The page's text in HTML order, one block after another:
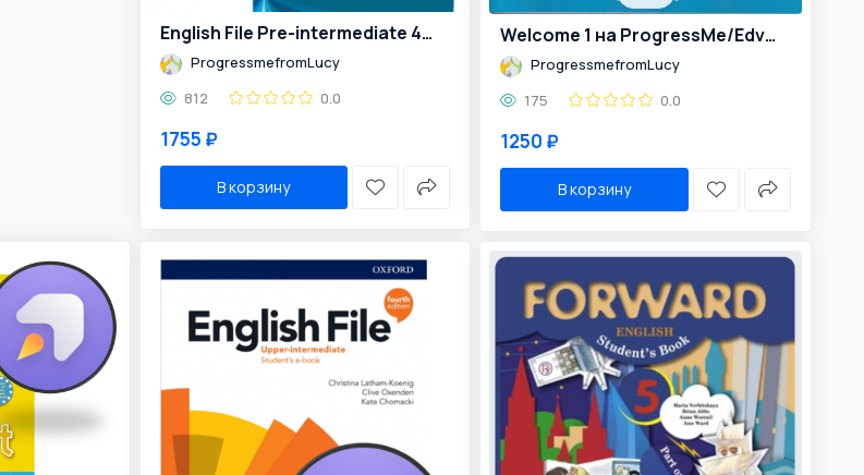
English File Pre-intermediate 4th edition on ProgressMe/Edvibe
ProgressmefromLucy
812
0.0
1755 ₽
В корзину
Welcome 1 на ProgressMe/Edvibe
ProgressmefromLucy
175
0.0
1250 ₽
В корзину